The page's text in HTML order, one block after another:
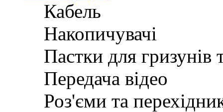
Кабель
Накопичувачі
Пастки для гризунів
Передача відео
Роз'єми та